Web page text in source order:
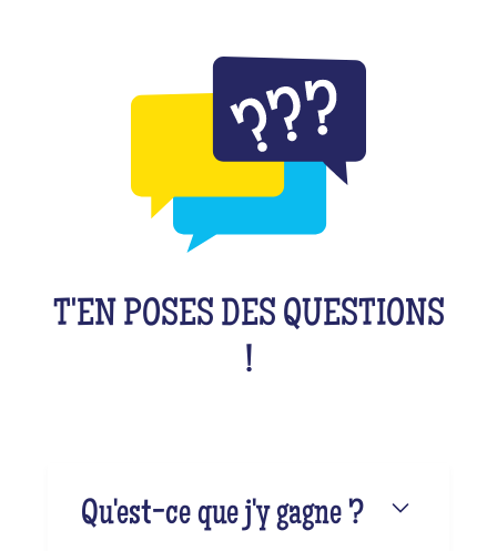
T'EN POSES DES QUESTIONS
!
Qu'est-ce que j'y gagne ?